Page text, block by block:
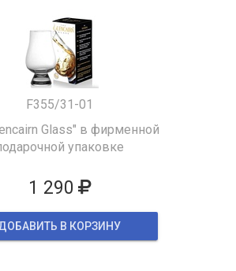
F355/31-01
Glass" в фирменной
упаковке
1 290
В КОРЗИНУ